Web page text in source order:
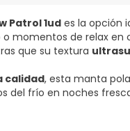
Patrol 1ud es la opción
momentos de relax en
que su textura
calidad, esta manta
del frío en noches